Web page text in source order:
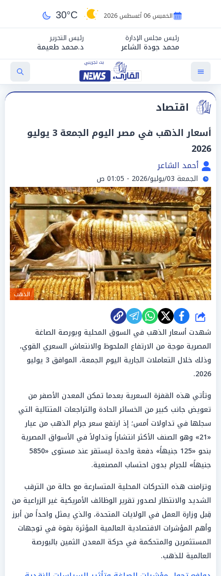
الخميس 06 أغسطس 2026 30°C
رئيس مجلس الإدارة
محمد جودة الشاعر
رئيس التحرير
د.محمد طعيمة
اقتصاد
أسعار الذهب في مصر اليوم الجمعة 3 يوليو
2026
أحمد الشاعر
الجمعة 03/يوليو/2026 - 01:05 ص
الذهب
شارك
شهدت أسعار الذهب في السوق المحلية وبورصة الصاغة
المصرية موجة من الارتفاع الملحوظ والانتعاش السعري القوي،
وذلك خلال التعاملات الجارية اليوم الجمعة، الموافق 3 يوليو
2026.
وتأتي هذه القفزة السعرية بعدما تمكن المعدن الأصفر من
تعويض جانب كبير من الخسائر الحادة والتراجعات المتتالية التي
سجلها في تداولات أمس؛ إذ ارتفع سعر جرام الذهب من عيار
«21» وهو الصنف الأكثر انتشاراً وتداولاً في الأسواق المصرية
بنحو «125 جنيهاً» دفعة واحدة ليستقر عند مستوى «5850
جنيهاً» للجرام بدون احتساب المصنعية.
وتزامنت هذه التحركات المحلية المتسارعة مع حالة من الترقب
الشديد والانتظار لصدور تقرير الوظائف الأمريكية غير الزراعية من
قِبل وزارة العمل في الولايات المتحدة، والذي يمثل واحداً من أبرز
وأهم المؤشرات الاقتصادية العالمية المؤثرة بقوة في توجهات
المستثمرين والمتحكمة في حركة المعدن الثمين بالبورصة
العالمية للذهب.